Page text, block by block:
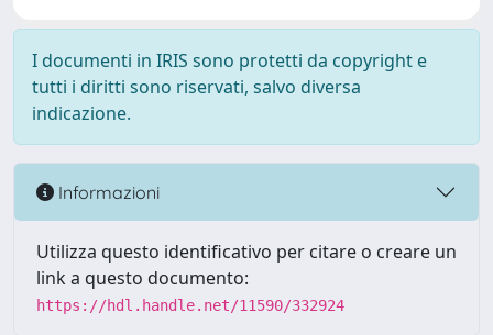
I documenti in IRIS sono protetti da copyright e
tutti i diritti sono riservati, salvo diversa
indicazione.
Informazioni
Utilizza questo identificativo per citare o creare un
link a questo documento:
https://hdl.handle.net/11590/332924